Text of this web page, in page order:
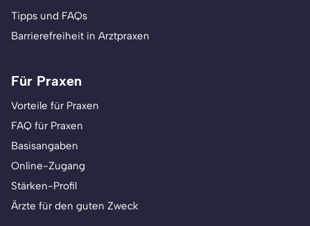
Tipps und FAQs
Barrierefreiheit in Arztpraxen
Für Praxen
Vorteile für Praxen
FAQ für Praxen
Basisangaben
Online-Zugang
Stärken-Profil
Ärzte für den guten Zweck